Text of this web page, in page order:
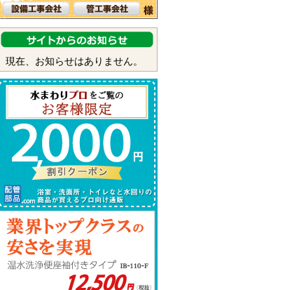
現在、お知らせはありません。